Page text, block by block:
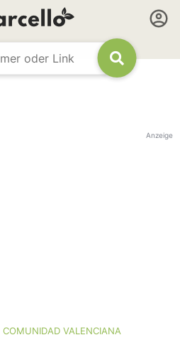
Anzeige
COMUNIDAD VALENCIANA